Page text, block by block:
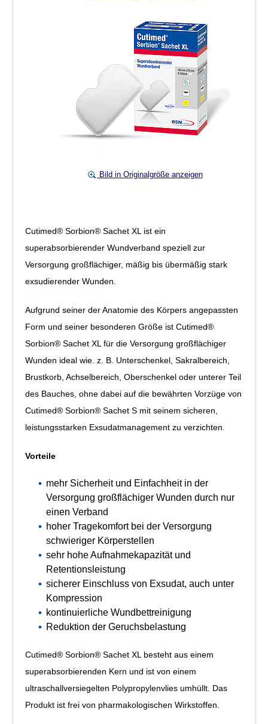
Bild in Originalgröße anzeigen
Cutimed® Sorbion® Sachet XL ist ein
superabsorbierender Wundverband speziell zur
Versorgung großflächiger, mäßig bis übermäßig stark
exsudierender Wunden.
Aufgrund seiner der Anatomie des Körpers angepassten
Form und seiner besonderen Größe ist Cutimed®
Sorbion® Sachet XL für die Versorgung großflächiger
Wunden ideal wie. z. B. Unterschenkel, Sakralbereich,
Brustkorb, Achselbereich, Oberschenkel oder unterer Teil
des Bauches, ohne dabei auf die bewährten Vorzüge von
Cutimed® Sorbion® Sachet S mit seinem sicheren,
leistungsstarken Exsudatmanagement zu verzichten.
Vorteile
mehr Sicherheit und Einfachheit in der
Versorgung großflächiger Wunden durch nur
einen Verband
hoher Tragekomfort bei der Versorgung
schwieriger Körperstellen
sehr hohe Aufnahmekapazität und
Retentionsleistung
sicherer Einschluss von Exsudat, auch unter
Kompression
kontinuierliche Wundbettreinigung
Reduktion der Geruchsbelastung
Cutimed® Sorbion® Sachet XL besteht aus einem
superabsorbierenden Kern und ist von einem
ultraschallversiegelten Polypropylenvlies umhüllt. Das
Produkt ist frei von pharmakologischen Wirkstoffen.